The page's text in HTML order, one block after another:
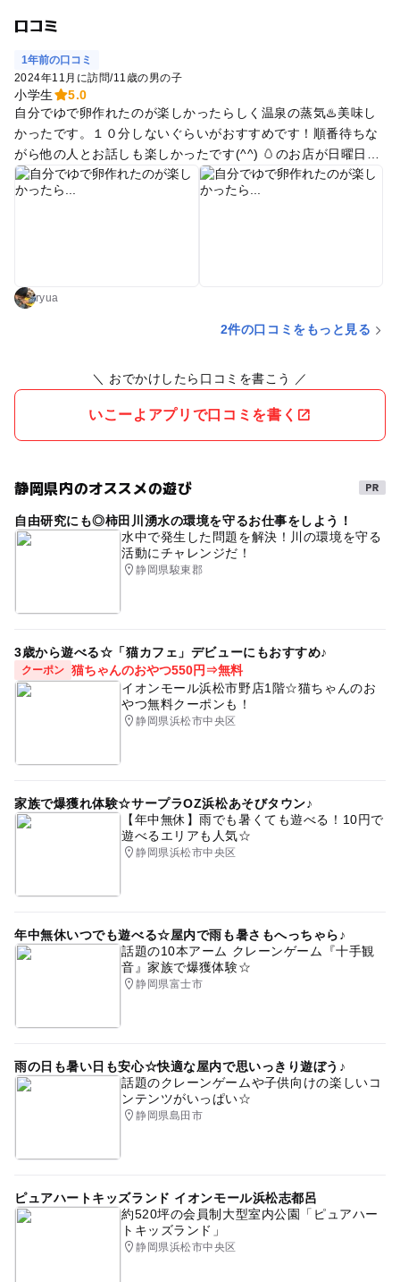
口コミ
1年前の口コミ
2024年11月に訪問/11歳の男の子
小学生
5.0
自分でゆで卵作れたのが楽しかったらしく温泉の蒸気♨️美味し
かったです。１０分しないぐらいがおすすめです！順番待ちな
がら他の人とお話しも楽しかったです(^^) 🥚のお店が日曜日だ
ったからか閉まってたので近くのコンビニで買ってやりまし
た。 生卵買ってから行くのがおすすめです。 あと煙があつい
ryua
2件の口コミをもっと見る
＼ おでかけしたら口コミを書こう ／
いこーよアプリで口コミを書く
静岡県内のオススメの遊び
自由研究にも◎柿田川湧水の環境を守るお仕事をしよう！
水中で発生した問題を解決！川の環境を守る
活動にチャレンジだ！
静岡県駿東郡
3歳から遊べる☆「猫カフェ」デビューにもおすすめ♪
クーポン 猫ちゃんのおやつ550円⇒無料
イオンモール浜松市野店1階☆猫ちゃんのお
やつ無料クーポンも！
静岡県浜松市中央区
家族で爆獲れ体験☆サープラOZ浜松あそびタウン♪
【年中無休】雨でも暑くても遊べる！10円で
遊べるエリアも人気☆
静岡県浜松市中央区
年中無休いつでも遊べる☆屋内で雨も暑さもへっちゃら♪
話題の10本アーム クレーンゲーム『十手観
音』家族で爆獲体験☆
静岡県富士市
雨の日も暑い日も安心☆快適な屋内で思いっきり遊ぼう♪
話題のクレーンゲームや子供向けの楽しいコ
ンテンツがいっぱい☆
静岡県島田市
ピュアハートキッズランド イオンモール浜松志都呂
約520坪の会員制大型室内公園「ピュアハー
トキッズランド」
静岡県浜松市中央区